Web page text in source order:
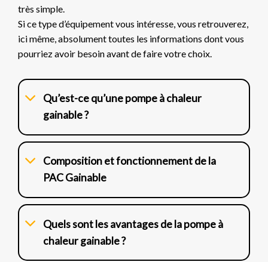
très simple.
Si ce type d’équipement vous intéresse, vous retrouverez,
ici même, absolument toutes les informations dont vous
pourriez avoir besoin avant de faire votre choix.
Qu’est-ce qu’une pompe à chaleur
gainable ?
Composition et fonctionnement de la
PAC Gainable
Quels sont les avantages de la pompe à
chaleur gainable ?